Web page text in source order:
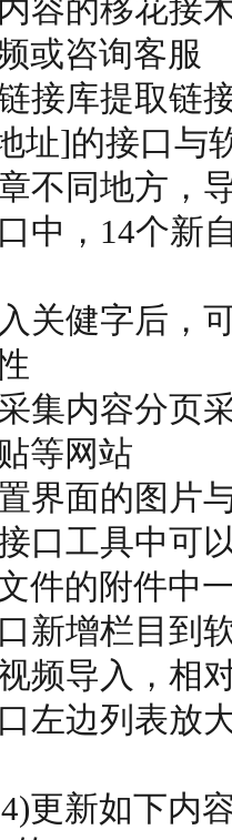
容的移花接
或咨询客服
接库提取链
址]的接口与
不同地方，
中，14个新
关健字后，
集内容分页
等网站
界面的图片
口工具中可
件的附件中
新增栏目到
频导入，相
左边列表放
更新如下内